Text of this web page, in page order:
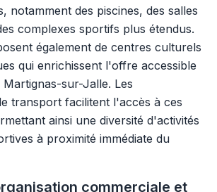
notamment des piscines, des salles
complexes sportifs plus étendus.
également de centres culturels
qui enrichissent l'offre accessible
sur-Jalle. Les
transport facilitent l'accès à ces
ainsi une diversité d'activités
à proximité immédiate du
commerciale et